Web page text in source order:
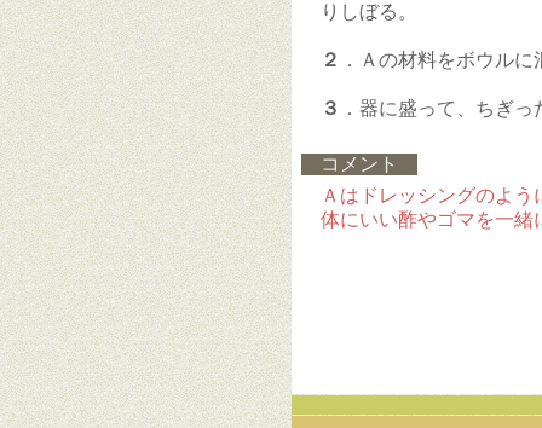
りしぼる。
２ ．Ａの材料をボウル
３ ．器に盛って、ちぎ
コメント
Ａはドレッシングのよ
体にいい酢やゴマを一緒